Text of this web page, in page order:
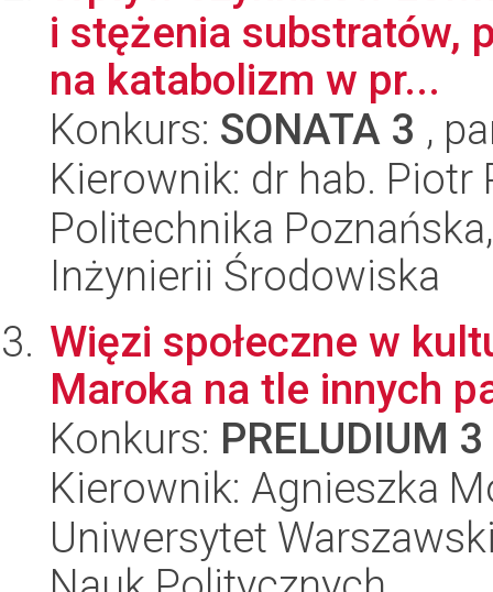
i stężenia substratów,
na katabolizm w pr...
Konkurs: SONATA 3 ,
Kierownik: dr hab. Piotr
Politechnika
Inżynierii Środowiska
Więzi społeczne w
Maroka na tle innych
Konkurs: PRELUDIUM 3
Kierownik: Agnieszka
Uniwersytet